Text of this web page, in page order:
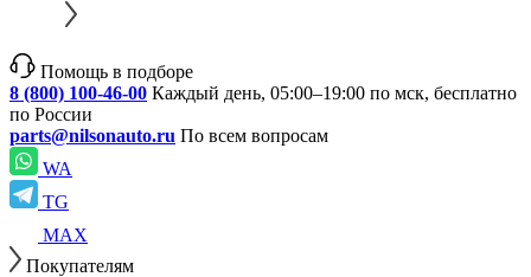
Помощь в подборе
8 (800) 100-46-00 Каждый день, 05:00–19:00 по мск, бесплатно
по России
parts@nilsonauto.ru По всем вопросам
WA
TG
MAX
Покупателям